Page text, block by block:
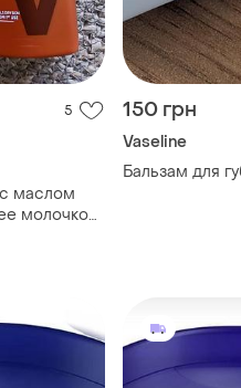
5
маслом
молочко
для губ
150 грн
Vaseline
Бальзам для